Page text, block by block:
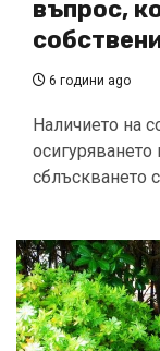
въпрос,
6 години ago
Наличието на
осигуряването
сблъскването